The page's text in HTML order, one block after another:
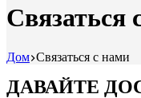
Связаться
Дом Связаться с нами
ДАВАЙТЕ